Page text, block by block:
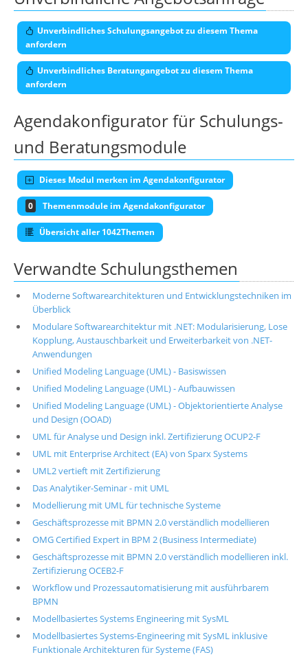
Unverbindliches Schulungsangebot zu diesem Thema
anfordern
Unverbindliches Beratungangebot zu diesem Thema
anfordern
Agendakonfigurator für Schulungs-
und Beratungsmodule
Dieses Modul merken im Agendakonfigurator
0 Themenmodule im Agendakonfigurator
Übersicht aller 1042Themen
Verwandte Schulungsthemen
Moderne Softwarearchitekturen und Entwicklungstechniken im
Überblick
Modulare Softwarearchitektur mit .NET: Modularisierung, Lose
Kopplung, Austauschbarkeit und Erweiterbarkeit von .NET-
Anwendungen
Unified Modeling Language (UML) - Basiswissen
Unified Modeling Language (UML) - Aufbauwissen
Unified Modeling Language (UML) - Objektorientierte Analyse
und Design (OOAD)
UML für Analyse und Design inkl. Zertifizierung OCUP2-F
UML mit Enterprise Architect (EA) von Sparx Systems
UML2 vertieft mit Zertifizierung
Das Analytiker-Seminar - mit UML
Modellierung mit UML für technische Systeme
Geschäftsprozesse mit BPMN 2.0 verständlich modellieren
OMG Certified Expert in BPM 2 (Business Intermediate)
Geschäftsprozesse mit BPMN 2.0 verständlich modellieren inkl.
Zertifizierung OCEB2-F
Workflow und Prozessautomatisierung mit ausführbarem
BPMN
Modellbasiertes Systems Engineering mit SysML
Modellbasiertes Systems-Engineering mit SysML inklusive
Funktionale Architekturen für Systeme (FAS)